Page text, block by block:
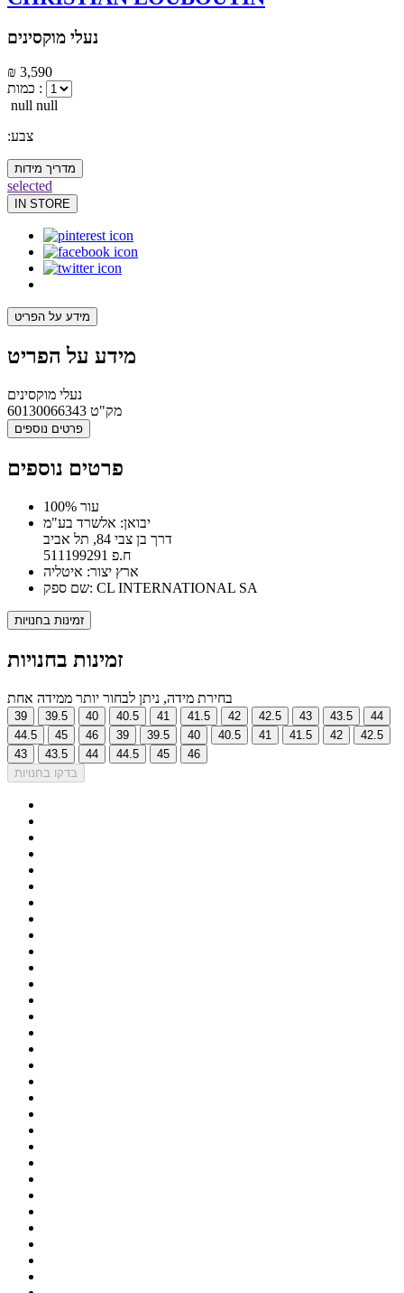
נעלי מוקסינים
₪ 3,590
כמות :
null null
:צבע
מדריך מידות
selected
IN STORE
מידע על הפריט
מידע על הפריט
נעלי מוקסינים
מק"ט 60130066343
פרטים נוספים
פרטים נוספים
100% עור
יבואן: אלשרד בע"מ
דרך בן צבי 84, תל אביב
ח.פ 511199291
ארץ יצור: איטליה
שם ספק: CL INTERNATIONAL SA
זמינות בחנויות
זמינות בחנויות
בחירת מידה, ניתן לבחור יותר ממידה אחת
39 39.5 40 40.5 41 41.5 42 42.5 43 43.5
44
44.5
45 46 39 39.5 40 40.5 41 41.5 42
42.5
43
43.5 44 44.5 45
46
בדקו בחנויות